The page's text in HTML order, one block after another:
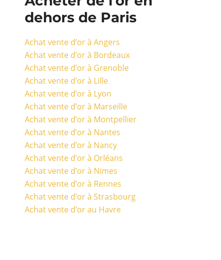
dehors de Paris
Achat vente d’or à Angers
Achat vente d’or à Bordeaux
Achat vente d’or à Grenoble
Achat vente d’or à Lille
Achat vente d’or à Lyon
Achat vente d’or à Marseille
Achat vente d’or à Montpellier
Achat vente d’or à Nantes
Achat vente d’or à Nancy
Achat vente d’or à Orléans
Achat vente d’or à Nimes
Achat vente d’or à Rennes
Achat vente d’or à Strasbourg
Achat vente d’or au Havre